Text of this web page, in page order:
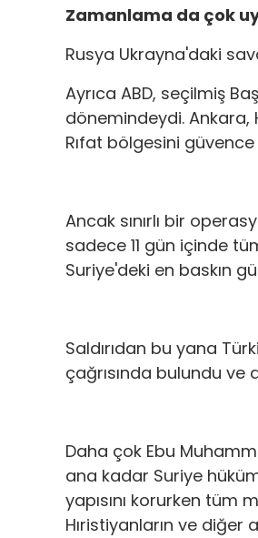
Zamanlama da çok
Rusya Ukrayna'daki
Ayrıca ABD, seçilmiş
dönemindeydi. Ankara,
Rıfat bölgesini
Ancak sınırlı bir
sadece 11 gün içinde
Suriye'deki en baskın
Saldırıdan bu yana
çağrısında bulundu ve
Daha çok Ebu
ana kadar Suriye
yapısını korurken tüm
Hıristiyanların ve diğer